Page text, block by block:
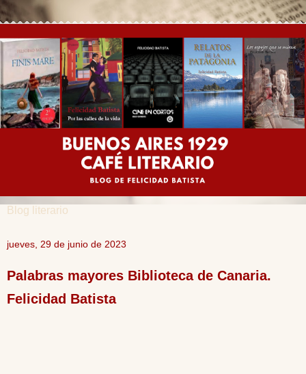
Blog literario
jueves, 29 de junio de 2023
Palabras mayores Biblioteca de Canaria.
Felicidad Batista